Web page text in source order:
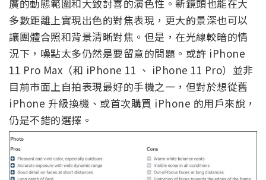
廣的動態範圍和大致討喜的演色性。新鏡頭也能在大
多數距離上實現出色的對焦表現，更大的景深也可以
讓團體合照和背景清晰對焦。但是，在光線較暗的情
況下，噪點太多仍然是要留意的問題。或許 iPhone
11 Pro Max（和 iPhone 11 、 iPhone 11 Pro）並非
目前市面上自拍表現最好的手機之一，但對於想從舊
iPhone 升級換機、或首次購買 iPhone 的用戶來說，
仍是不錯的選擇。